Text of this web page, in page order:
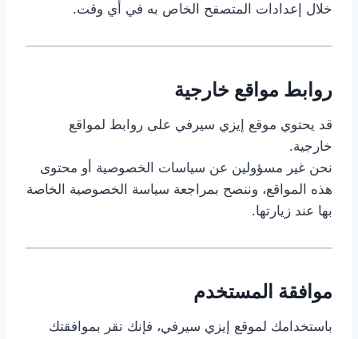
خلال إعدادات المتصفح الخاص به في أي وقت.
روابط مواقع خارجية
قد يحتوي موقع إيزي سيرفي على روابط لمواقع
خارجية.
نحن غير مسؤولين عن سياسات الخصوصية أو محتوى
هذه المواقع، وننصح بمراجعة سياسة الخصوصية الخاصة
بها عند زيارتها.
موافقة المستخدم
باستخدامك لموقع إيزي سيرفي، فإنك تقر بموافقتك